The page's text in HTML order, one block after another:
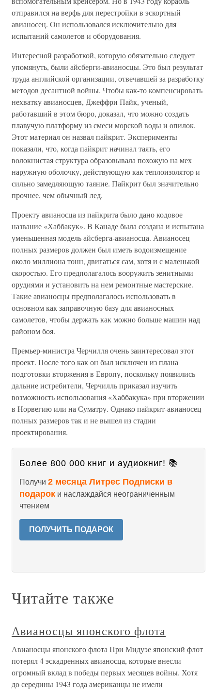
отправился на верфь для перестройки в эскортный
авианосец. Он использовался исключительно для
испытаний самолетов и оборудования.
Интересной разработкой, которую обязательно следует
упомянуть, были айсберги-авианосцы. Это был результат
труда английской организации, отвечавшей за разработку
методов десантной войны. Чтобы как-то компенсировать
нехватку авианосцев, Джеффри Пайк, ученый,
работавший в этом бюро, доказал, что можно создать
плавучую платформу из смеси морской воды и опилок.
Этот материал он назвал пайкрит. Эксперименты
показали, что, когда пайкрит начинал таять, его
волокнистая структура образовывала похожую на мех
наружную оболочку, действующую как теплоизолятор и
сильно замедляющую таяние. Пайкрит был значительно
прочнее, чем обычный лед.
Проекту авианосца из пайкрита было дано кодовое
название «Хаббакук». В Канаде была создана и испытана
уменьшенная модель айсберга-авианосца. Авианосец
полных размеров должен был иметь водоизмещение
около миллиона тонн, двигаться сам, хотя и с маленькой
скоростью. Его предполагалось вооружить зенитными
орудиями и установить на нем ремонтные мастерские.
Такие авианосцы предполагалось использовать в
основном как заправочную базу для авианосных
самолетов, чтобы держать как можно больше машин над
районом боя.
Премьер-министра Черчилля очень заинтересовал этот
проект. После того как он был исключен из плана
подготовки вторжения в Европу, поскольку появились
дальние истребители, Черчилль приказал изучить
возможность использования «Хаббакука» при вторжении
в Норвегию или на Суматру. Однако пайкрит-авианосец
полных размеров так и не вышел из стадии
проектирования.
Более 800 000 книг и аудиокниг! 📚
Получи 2 месяца Литрес Подписки в
подарок и наслаждайся неограниченным
чтением
ПОЛУЧИТЬ ПОДАРОК
Читайте также
Авианосцы японского флота
Авианосцы японского флота При Мидуэе японский флот
потерял 4 эскадренных авианосца, которые внесли
огромный вклад в победы первых месяцев войны. Хотя
до середины 1943 года американцы не имели